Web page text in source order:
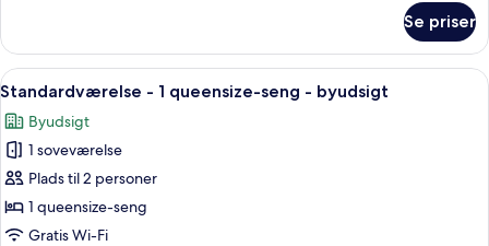
(2
Japanese
futons)
værelse
flere
-
byudsigt
(2
Japanese
futons)
Se priser
Indlæs
alle
billeder
af
Standardværelse
-
1
Et hotelværelse med en stor seng,
6
Standardværelse - 1 queensize-seng - byudsigt
Byudsigt
1 soveværelse
Plads til 2 personer
1 queensize-seng
Gratis Wi-Fi